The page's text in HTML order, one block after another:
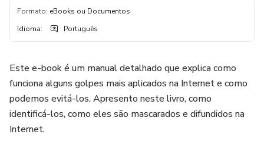
Formato: eBooks ou Documentos
Idioma: Português
Este e-book é um manual detalhado que explica como
funciona alguns golpes mais aplicados na Internet e como
podemos evitá-los. Apresento neste livro, como
identificá-los, como eles são mascarados e difundidos na
Internet.